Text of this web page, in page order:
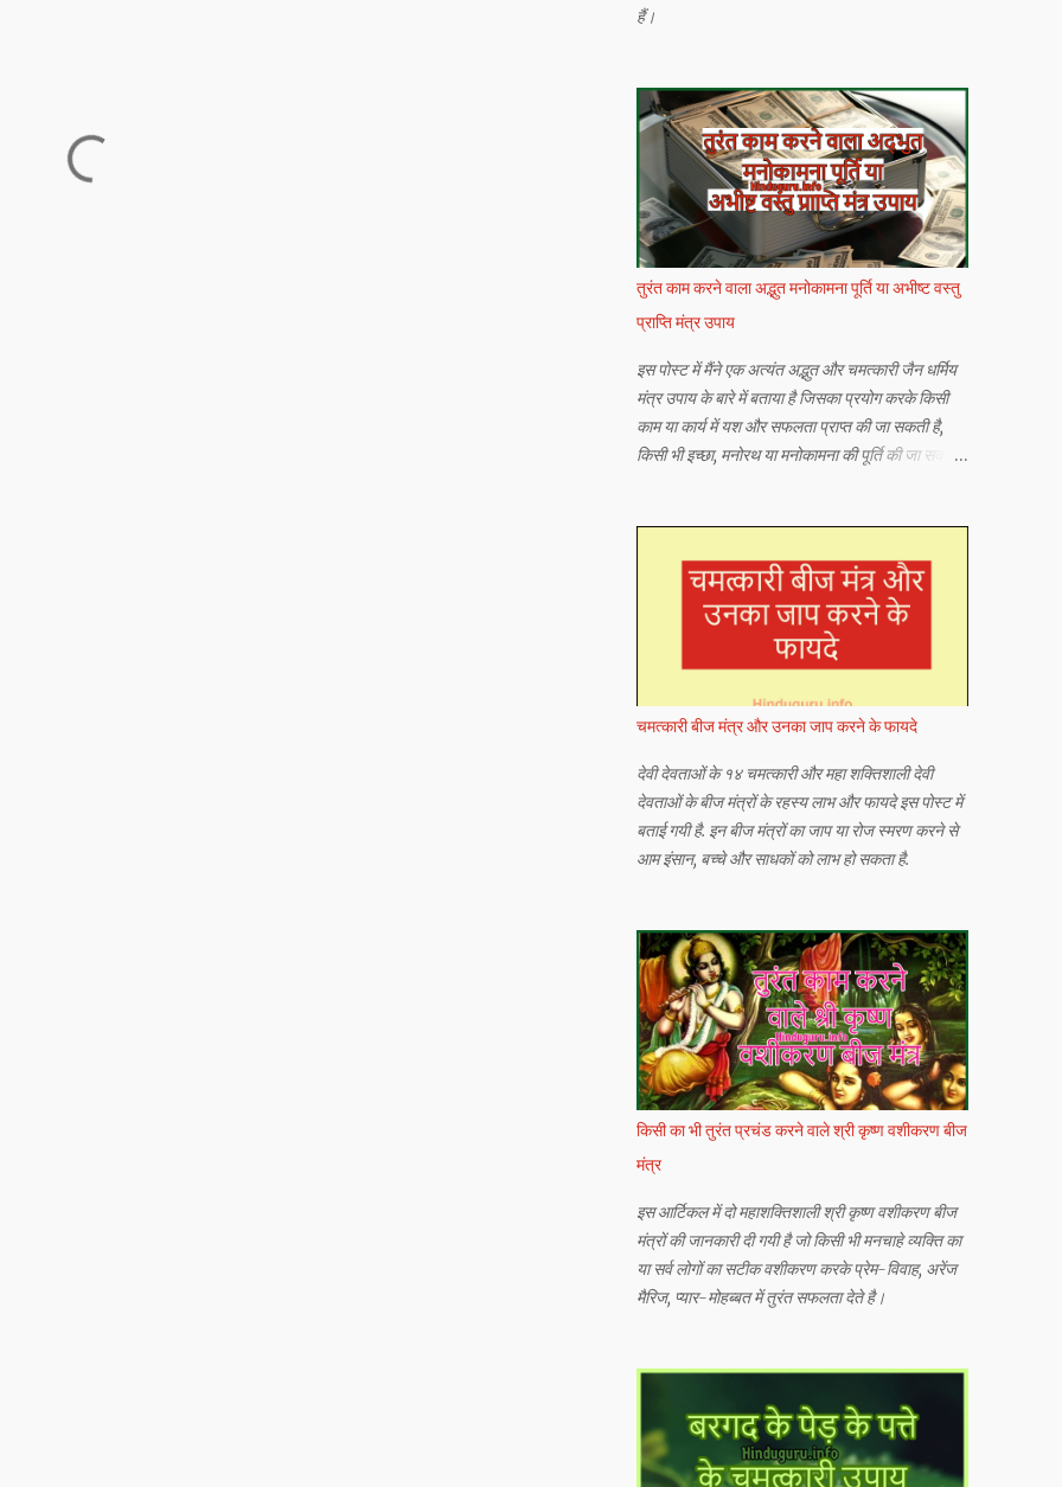
हैं।
तुरंत काम करने वाला अद्भुत मनोकामना पूर्ति या अभीष्ट वस्तु
प्राप्ति मंत्र उपाय
इस पोस्ट में मैंने एक अत्यंत अद्भुत और चमत्कारी जैन धर्मिय
मंत्र उपाय के बारे में बताया है जिसका प्रयोग करके किसी
काम या कार्य में यश और सफलता प्राप्त की जा सकती है,
किसी भी इच्छा, मनोरथ या मनोकामना की पूर्ति की जा सकती
चमत्कारी बीज मंत्र और उनका जाप करने के फायदे
देवी देवताओं के १४ चमत्कारी और महा शक्तिशाली देवी
देवताओं के बीज मंत्रों के रहस्य लाभ और फायदे इस पोस्ट में
बताई गयी है. इन बीज मंत्रों का जाप या रोज स्मरण करने से
आम इंसान, बच्चे और साधकों को लाभ हो सकता है.
किसी का भी तुरंत प्रचंड करने वाले श्री कृष्ण वशीकरण बीज
मंत्र
इस आर्टिकल में दो महाशक्तिशाली श्री कृष्ण वशीकरण बीज
मंत्रों की जानकारी दी गयी है जो किसी भी मनचाहे व्यक्ति का
या सर्व लोगों का सटीक वशीकरण करके प्रेम-विवाह, अरेंज
मैरिज, प्यार-मोहब्बत में तुरंत सफलता देते है।